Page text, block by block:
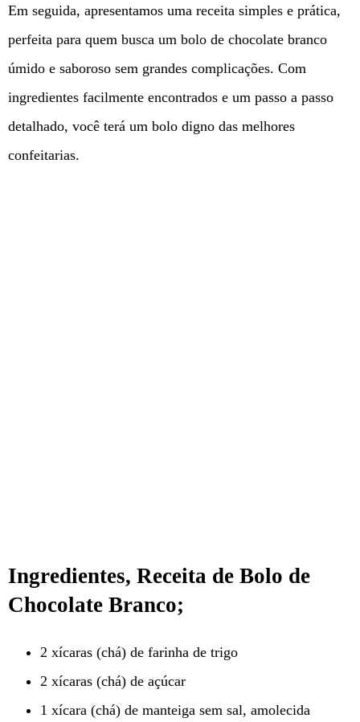
Em seguida, apresentamos uma receita simples e prática,
perfeita para quem busca um bolo de chocolate branco
úmido e saboroso sem grandes complicações. Com
ingredientes facilmente encontrados e um passo a passo
detalhado, você terá um bolo digno das melhores
confeitarias.
Ingredientes, Receita de Bolo de
Chocolate Branco;
2 xícaras (chá) de farinha de trigo
2 xícaras (chá) de açúcar
1 xícara (chá) de manteiga sem sal, amolecida